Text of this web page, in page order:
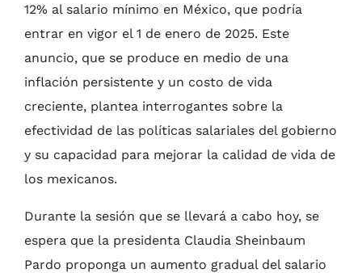
12% al salario mínimo en México, que podría
entrar en vigor el 1 de enero de 2025. Este
anuncio, que se produce en medio de una
inflación persistente y un costo de vida
creciente, plantea interrogantes sobre la
efectividad de las políticas salariales del gobierno
y su capacidad para mejorar la calidad de vida de
los mexicanos.
Durante la sesión que se llevará a cabo hoy, se
espera que la presidenta Claudia Sheinbaum
Pardo proponga un aumento gradual del salario